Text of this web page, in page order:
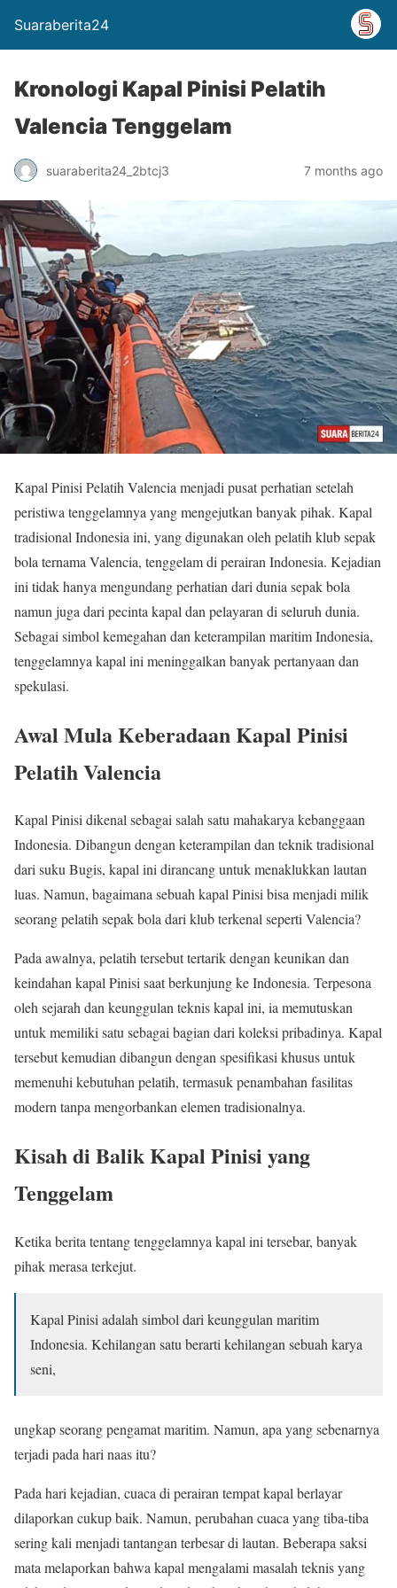
Suaraberita24
Kronologi Kapal Pinisi Pelatih
Valencia Tenggelam
suaraberita24_2btcj3 7 months ago
Kapal Pinisi Pelatih Valencia menjadi pusat perhatian setelah
peristiwa tenggelamnya yang mengejutkan banyak pihak. Kapal
tradisional Indonesia ini, yang digunakan oleh pelatih klub sepak
bola ternama Valencia, tenggelam di perairan Indonesia. Kejadian
ini tidak hanya mengundang perhatian dari dunia sepak bola
namun juga dari pecinta kapal dan pelayaran di seluruh dunia.
Sebagai simbol kemegahan dan keterampilan maritim Indonesia,
tenggelamnya kapal ini meninggalkan banyak pertanyaan dan
spekulasi.
Awal Mula Keberadaan Kapal Pinisi
Pelatih Valencia
Kapal Pinisi dikenal sebagai salah satu mahakarya kebanggaan
Indonesia. Dibangun dengan keterampilan dan teknik tradisional
dari suku Bugis, kapal ini dirancang untuk menaklukkan lautan
luas. Namun, bagaimana sebuah kapal Pinisi bisa menjadi milik
seorang pelatih sepak bola dari klub terkenal seperti Valencia?
Pada awalnya, pelatih tersebut tertarik dengan keunikan dan
keindahan kapal Pinisi saat berkunjung ke Indonesia. Terpesona
oleh sejarah dan keunggulan teknis kapal ini, ia memutuskan
untuk memiliki satu sebagai bagian dari koleksi pribadinya. Kapal
tersebut kemudian dibangun dengan spesifikasi khusus untuk
memenuhi kebutuhan pelatih, termasuk penambahan fasilitas
modern tanpa mengorbankan elemen tradisionalnya.
Kisah di Balik Kapal Pinisi yang
Tenggelam
Ketika berita tentang tenggelamnya kapal ini tersebar, banyak
pihak merasa terkejut.
Kapal Pinisi adalah simbol dari keunggulan maritim
Indonesia. Kehilangan satu berarti kehilangan sebuah karya
seni,
ungkap seorang pengamat maritim. Namun, apa yang sebenarnya
terjadi pada hari naas itu?
Pada hari kejadian, cuaca di perairan tempat kapal berlayar
dilaporkan cukup baik. Namun, perubahan cuaca yang tiba-tiba
sering kali menjadi tantangan terbesar di lautan. Beberapa saksi
mata melaporkan bahwa kapal mengalami masalah teknis yang